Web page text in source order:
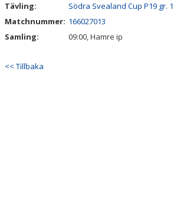
Tävling:
Södra Svealand Cup P19 gr. 1
Matchnummer: 166027013
Samling:
09:00, Hamre ip
<< Tillbaka